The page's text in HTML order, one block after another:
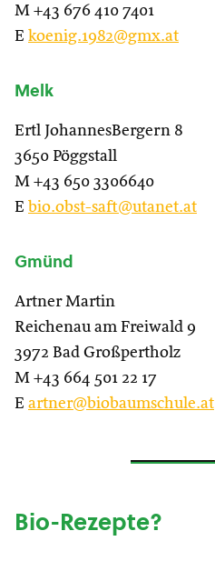
M +43 676 410 7401
E koenig.1982@gmx.at
Melk
Ertl JohannesBergern 8
3650 Pöggstall
M +43 650 3306640
E bio.obst-saft@utanet.at
Gmünd
Artner Martin
Reichenau am Freiwald 9
3972 Bad Großpertholz
M +43 664 501 22 17
E artner@biobaumschule.at
Bio-Rezepte?